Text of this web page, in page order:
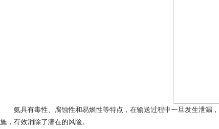
氨具有毒性、腐蚀性和易燃性等特点，在输送过程中一旦发生泄漏
施，有效消除了潜在的风险。